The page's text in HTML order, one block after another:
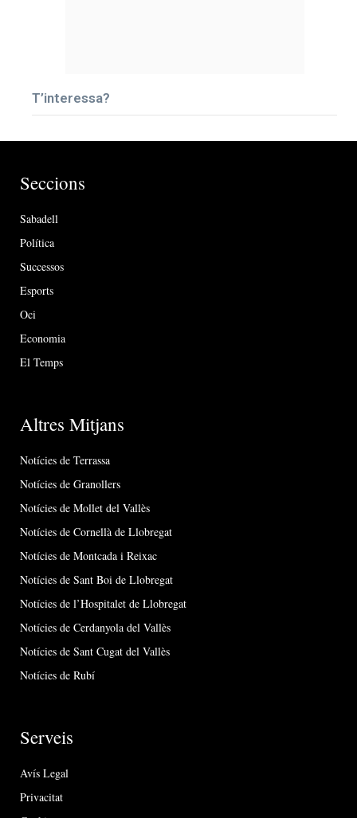
T’interessa?
Seccions
Sabadell
Política
Successos
Esports
Oci
Economia
El Temps
Altres Mitjans
Notícies de Terrassa
Notícies de Granollers
Notícies de Mollet del Vallès
Notícies de Cornellà de Llobregat
Notícies de Montcada i Reixac
Notícies de Sant Boi de Llobregat
Notícies de l’Hospitalet de Llobregat
Notícies de Cerdanyola del Vallès
Notícies de Sant Cugat del Vallès
Notícies de Rubí
Serveis
Avís Legal
Privacitat